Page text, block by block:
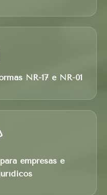
NR-17 e NR-01
empresas e